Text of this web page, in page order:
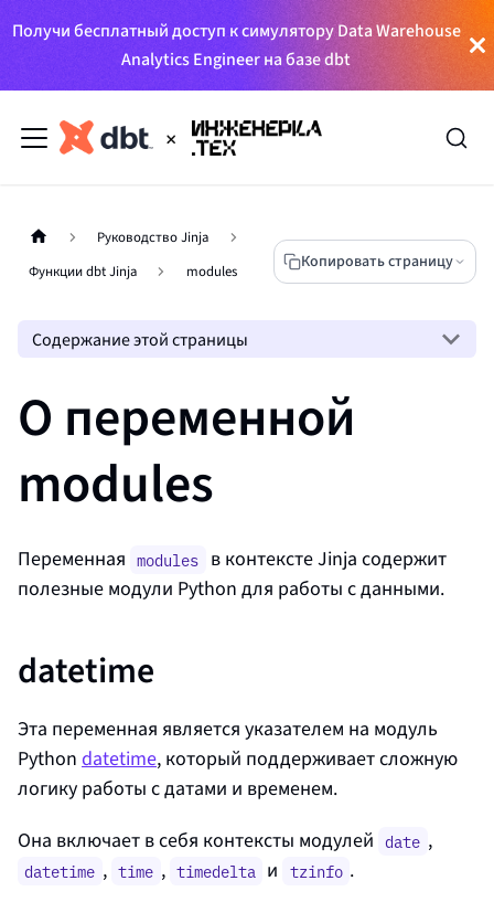
Получи бесплатный доступ к симулятору Data Warehouse
Analytics Engineer на базе dbt
Руководство Jinja
Функции dbt Jinja
modules Копировать страницу
Содержание этой страницы
О переменной
modules
Переменная modules в контексте Jinja содержит
полезные модули Python для работы с данными.
datetime
Эта переменная является указателем на модуль
Python datetime, который поддерживает сложную
логику работы с датами и временем.
Она включает в себя контексты модулей date ,
datetime , time , timedelta и tzinfo .